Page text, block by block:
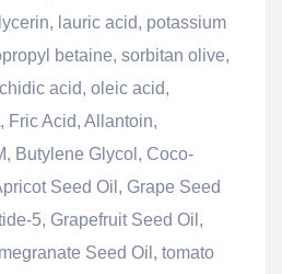
lauric acid, potassium
betaine, sorbitan olive,
acid, oleic acid,
Fric Acid, Allantoin,
Butylene Glycol, Coco-
Seed Oil, Grape Seed
5, Grapefruit Seed Oil,
Seed Oil, tomato